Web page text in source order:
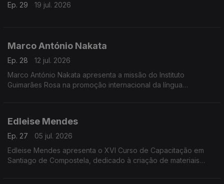
Ep. 29 19 jul. 2026
Marco António Nakata
Ep. 28
12 jul. 2026
Marco António Nakata apresenta a missão do Instituto
Guimarães Rosa na promoção internacional da língua
Edleise Mendes
Ep. 27
05 jul. 2026
Edleise Mendes apresenta o XVI Curso de Capacitação em
Santiago de Compostela, dedicado à criação de materiais